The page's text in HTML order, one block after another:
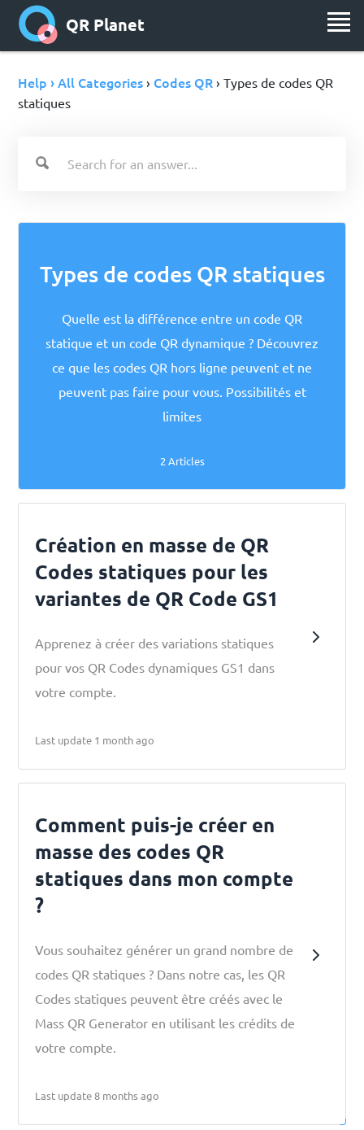
QR Planet
Help › All Categories › Codes QR › Types de codes QR
statiques
Types de codes QR statiques
Quelle est la différence entre un code QR
statique et un code QR dynamique ? Découvrez
ce que les codes QR hors ligne peuvent et ne
peuvent pas faire pour vous. Possibilités et
limites
2 Articles
Création en masse de QR
Codes statiques pour les
variantes de QR Code GS1
Apprenez à créer des variations statiques
pour vos QR Codes dynamiques GS1 dans
votre compte.
Last update 1 month ago
Comment puis-je créer en
masse des codes QR
statiques dans mon compte
?
Vous souhaitez générer un grand nombre de
codes QR statiques ? Dans notre cas, les QR
Codes statiques peuvent être créés avec le
Mass QR Generator en utilisant les crédits de
votre compte.
Last update 8 months ago